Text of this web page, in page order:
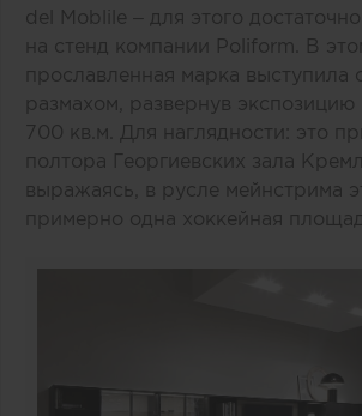
del Moblile – для этого
на стенд компании Poliform
. В
прославленная марка выступила
размахом, развернув
700 кв.м. Для наглядности: это
полтора Георгиевских зала
выражаясь, в русле мейнстрима
примерно одна хоккейная